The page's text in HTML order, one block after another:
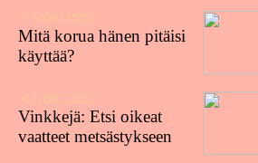
Mitä korua hänen pitäisi
käyttää?
Vinkkejä: Etsi oikeat
vaatteet metsästykseen